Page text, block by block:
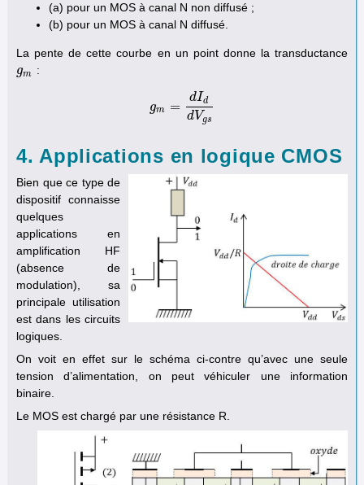
(a) pour un MOS à canal N non diffusé ;
(b) pour un MOS à canal N diffusé.
La pente de cette courbe en un point donne la transductance
gm
gm :
gm =
dId
dVgs
gm =dI ddVgs
4. Applications en logique CMOS
Bien que ce type de
dispositif connaisse
quelques
applications en
amplification HF
(absence de
modulation), sa
principale utilisation
est dans les circuits
logiques.
On voit en effet sur le schéma ci-contre qu’avec une seule
tension d’alimentation, on peut véhiculer une information
binaire.
Le MOS est chargé par une résistance R.